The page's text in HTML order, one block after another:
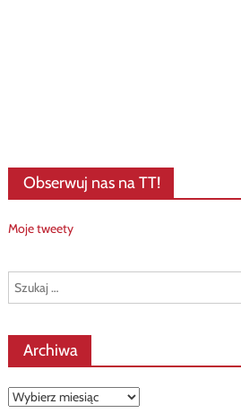
Obserwuj nas na TT!
Moje tweety
Szukaj:
Archiwa
Archiwa